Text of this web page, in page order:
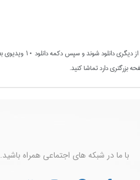
با ما در شبکه های اجتماعی همراه باشید.